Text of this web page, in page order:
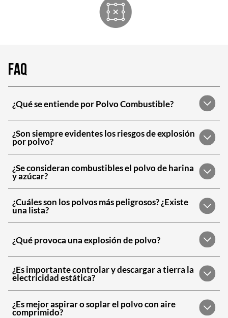
FAQ
¿Qué se entiende por Polvo Combustible?
¿Son siempre evidentes los riesgos de explosión
por polvo?
¿Se consideran combustibles el polvo de harina
y azúcar?
¿Cuáles son los polvos más peligrosos? ¿Existe
una lista?
¿Qué provoca una explosión de polvo?
¿Es importante controlar y descargar a tierra la
electricidad estática?
¿Es mejor aspirar o soplar el polvo con aire
comprimido?